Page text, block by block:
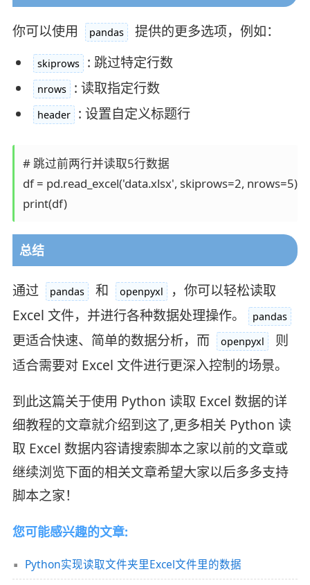
你可以使用 pandas 提供的更多选项，例如：
skiprows : 跳过特定行数
nrows : 读取指定行数
header : 设置自定义标题行
# 跳过前两行并读取5行数据
df = pd.read_excel('data.xlsx', skiprows=2, nrows=5)
print(df)
总结
通过 pandas 和 openpyxl
，你可以轻松读取
Excel 文件，并进行各种数据处理操作。
pandas
更适合快速、简单的数据分析，而 openpyxl
则
适合需要对 Excel 文件进行更深入控制的场景。
到此这篇关于使用 Python 读取 Excel 数据的详
细教程的文章就介绍到这了,更多相关 Python 读
取 Excel 数据内容请搜索脚本之家以前的文章或
继续浏览下面的相关文章希望大家以后多多支持
脚本之家！
您可能感兴趣的文章:
Python实现读取文件夹里Excel文件里的数据